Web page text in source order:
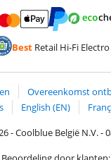
en Visa via
BestRetail Hi-Fi
Overeenkomst
English (EN)
- Coolblue België N.V. -